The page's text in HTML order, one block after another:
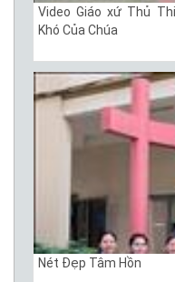
Video Giáo xứ Thủ
Khó Của Chúa
Nét Đẹp Tâm Hồn